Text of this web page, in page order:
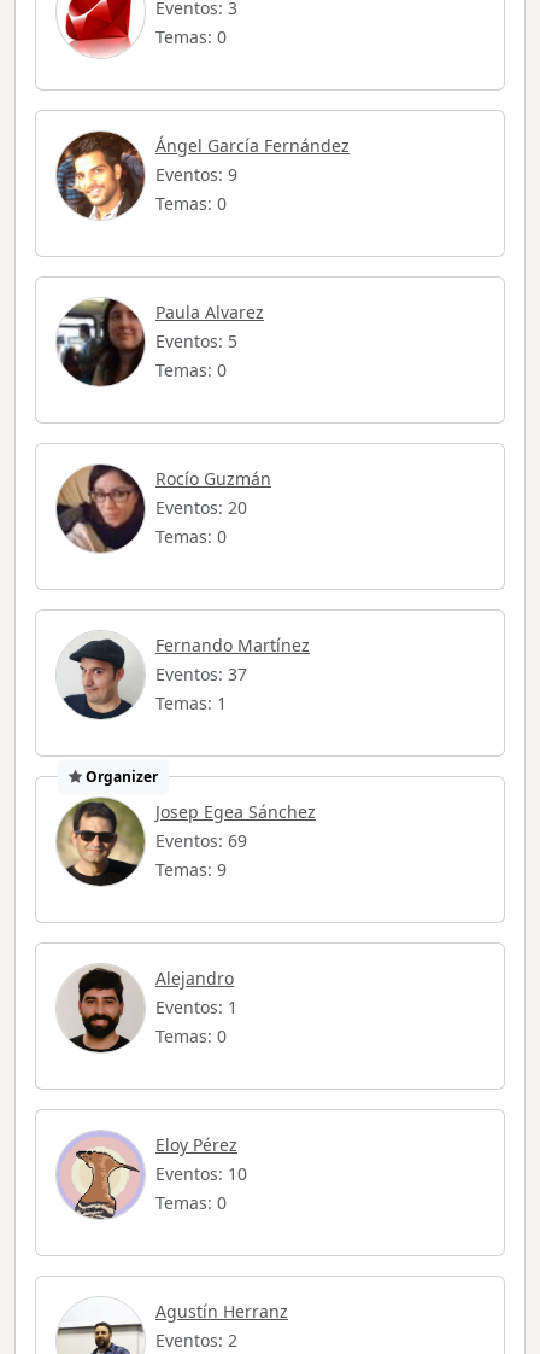
Eventos: 3
Temas: 0
Ángel García Fernández
Eventos: 9
Temas: 0
Paula Alvarez
Eventos: 5
Temas: 0
Rocío Guzmán
Eventos: 20
Temas: 0
Fernando Martínez
Eventos: 37
Temas: 1
Organizer
Josep Egea Sánchez
Eventos: 69
Temas: 9
Alejandro
Eventos: 1
Temas: 0
Eloy Pérez
Eventos: 10
Temas: 0
Agustín Herranz
Eventos: 2